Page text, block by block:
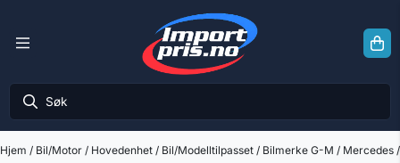
Hjem / Bil/Motor / Hovedenhet / Bil/Modelltilpasset / Bilmerke G-M / Mercedes /